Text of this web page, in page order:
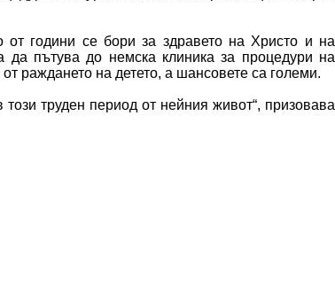
години се бори за здравето на Христо и на
пътува до немска клиника за процедури на
раждането на детето, а шансовете са големи.
труден период от нейния живот“, призовава